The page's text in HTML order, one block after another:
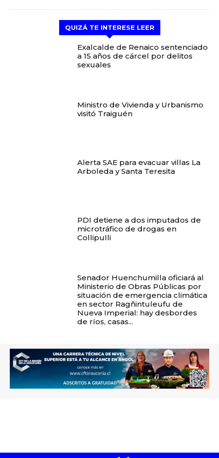
QUIZÁ TE INTERESE LEER
Exalcalde de Renaico sentenciado
a 15 años de cárcel por delitos
sexuales
Ministro de Vivienda y Urbanismo
visitó Traiguén
Alerta SAE para evacuar villas La
Arboleda y Santa Teresita
PDI detiene a dos imputados de
microtráfico de drogas en
Collipulli
Senador Huenchumilla oficiará al
Ministerio de Obras Públicas por
situación de emergencia climática
en sector Ragñintuleufu de
Nueva Imperial: hay desbordes
de ríos, casas...